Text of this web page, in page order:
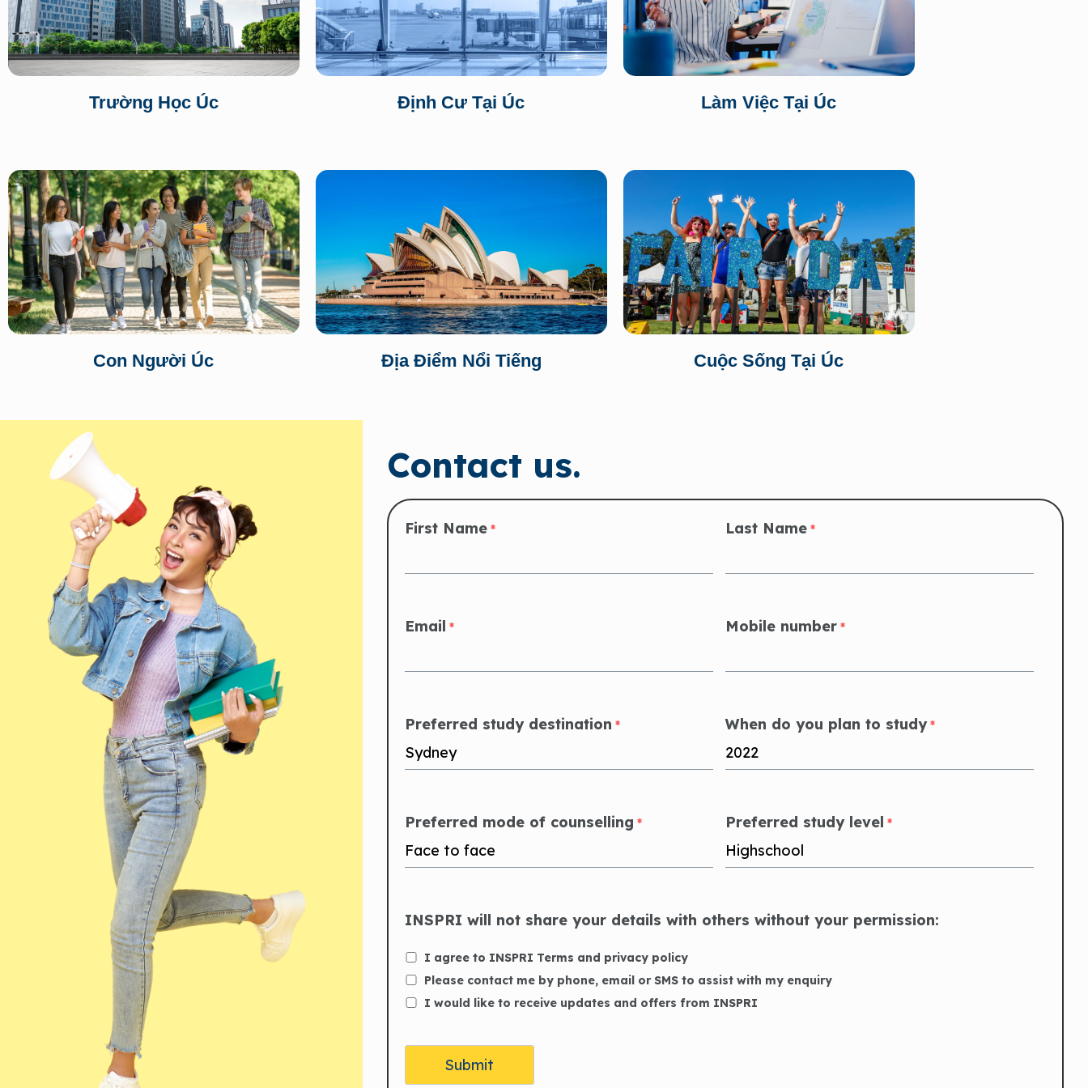
Trường Học Úc Định Cư Tại Úc Làm Việc Tại Úc
Con Người Úc Địa Điểm Nổi Tiếng Cuộc Sống Tại Úc
Contact us.
First Name * Last Name *
Email * Mobile number *
Preferred study destination * When do you plan to study *
Preferred mode of counselling * Preferred study level *
INSPRI will not share your details with others without your permission:
I agree to INSPRI Terms and privacy policy
Please contact me by phone, email or SMS to assist with my enquiry
I would like to receive updates and offers from INSPRI
Submit